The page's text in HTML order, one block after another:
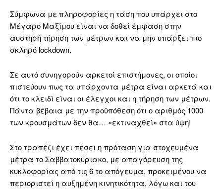
Σύμφωνα με πληροφορίες η τάση που υπάρχει στο
Μέγαρο Μαξίμου είναι να δοθεί έμφαση στην
αυστηρή τήρηση των μέτρων και να μην υπάρξει πιο
σκληρό lockdown.
Σε αυτό συνηγορούν αρκετοί επιστήμονες, οι οποίοι
πιστεύουν πως τα υπάρχοντα μέτρα είναι αρκετά και
ότι το κλειδί είναι οι έλεγχοι και η τήρηση των μέτρων.
Πάντα βέβαια με την προϋπόθεση ότι ο αριθμός 1000
των κρουσμάτων δεν θα… «εκτιναχθεί» στα ύψη!
Στο τραπέζι έχει πέσει η πρόταση για στοχευμένα
μέτρα το Σαββατοκύριακο, με απαγόρευση της
κυκλοφορίας από τις 6 το απόγευμα, προκειμένου να
περιοριστεί η αυξημένη κινητικότητα, λόγω και του